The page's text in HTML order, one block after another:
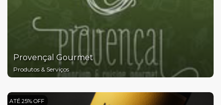
Provençal Gourmet
Produtos & Serviços
ATÉ 25% OFF